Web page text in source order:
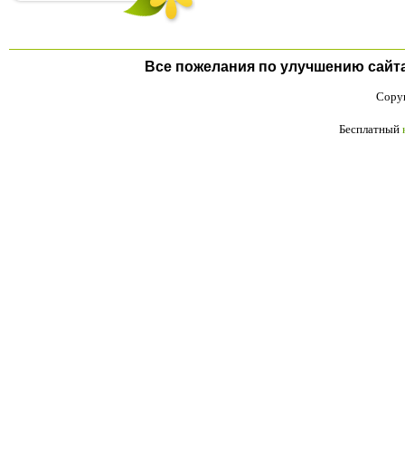
Все пожелания по улучшению
Бесплатный